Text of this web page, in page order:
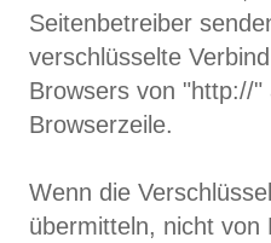
Seitenbetreiber
verschlüsselte
Browsers von "http://
Browserzeile.
Wenn die
übermitteln, nicht von